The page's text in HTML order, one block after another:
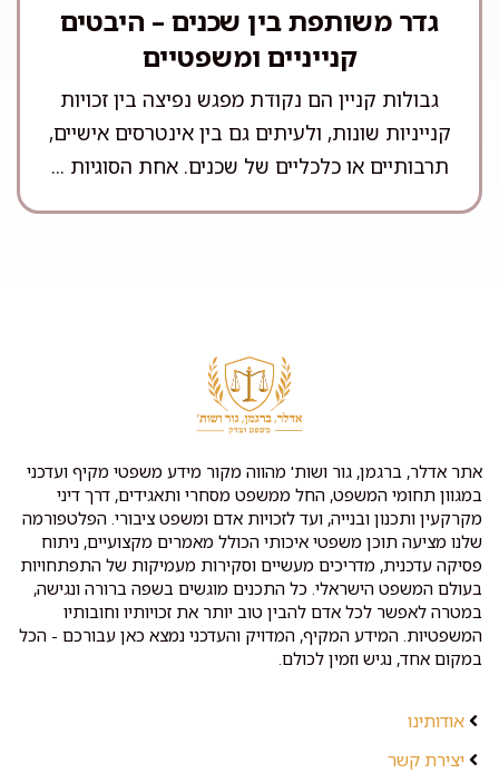
גדר משותפת בין שכנים – היבטים
קנייניים ומשפטיים
גבולות קניין הם נקודת מפגש נפיצה בין זכויות
קנייניות שונות, ולעיתים גם בין אינטרסים אישיים,
תרבותיים או כלכליים של שכנים. אחת הסוגיות ...
אתר אדלר, ברגמן, גור ושות' מהווה מקור מידע משפטי מקיף ועדכני
במגוון תחומי המשפט, החל ממשפט מסחרי ותאגידים, דרך דיני
מקרקעין ותכנון ובנייה, ועד לזכויות אדם ומשפט ציבורי. הפלטפורמה
שלנו מציעה תוכן משפטי איכותי הכולל מאמרים מקצועיים, ניתוח
פסיקה עדכנית, מדריכים מעשיים וסקירות מעמיקות של התפתחויות
בעולם המשפט הישראלי. כל התכנים מוגשים בשפה ברורה ונגישה,
במטרה לאפשר לכל אדם להבין טוב יותר את זכויותיו וחובותיו
המשפטיות. המידע המקיף, המדויק והעדכני נמצא כאן עבורכם - הכל
במקום אחד, נגיש וזמין לכולם.
אודותינו
יצירת קשר